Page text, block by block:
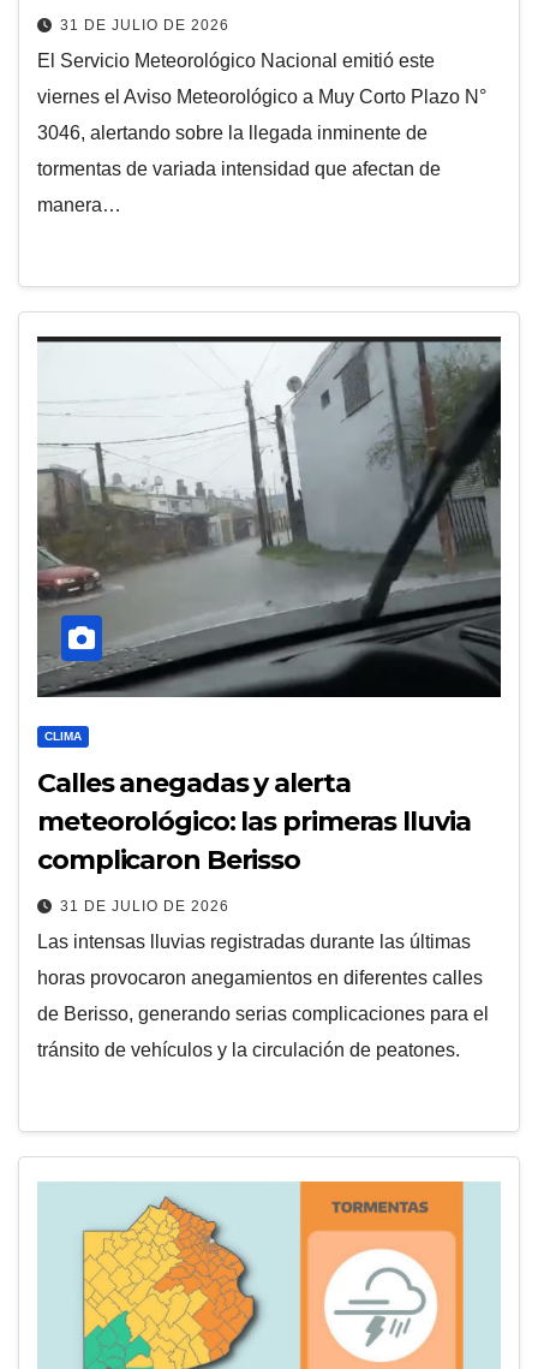
31 DE JULIO DE 2026
El Servicio Meteorológico Nacional emitió este
viernes el Aviso Meteorológico a Muy Corto Plazo N°
3046, alertando sobre la llegada inminente de
tormentas de variada intensidad que afectan de
manera…
CLIMA
Calles anegadas y alerta
meteorológico: las primeras lluvia
complicaron Berisso
31 DE JULIO DE 2026
Las intensas lluvias registradas durante las últimas
horas provocaron anegamientos en diferentes calles
de Berisso, generando serias complicaciones para el
tránsito de vehículos y la circulación de peatones.